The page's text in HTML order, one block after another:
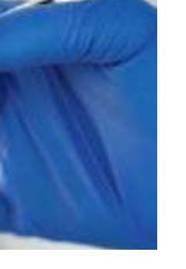
.무릎 관절염의 증
통증, 관절 감수성, 운